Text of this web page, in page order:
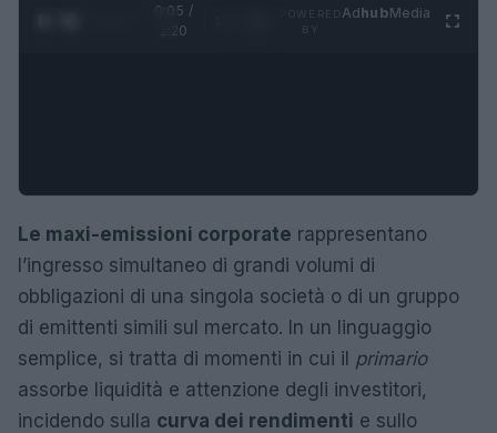
0:06 /
1:20
AdhubMedia
Le maxi-emissioni corporate rappresentano
l’ingresso simultaneo di grandi volumi di
obbligazioni di una singola società o di un gruppo
di emittenti simili sul mercato. In un linguaggio
semplice, si tratta di momenti in cui il primario
assorbe liquidità e attenzione degli investitori,
incidendo sulla curva dei rendimenti e sullo